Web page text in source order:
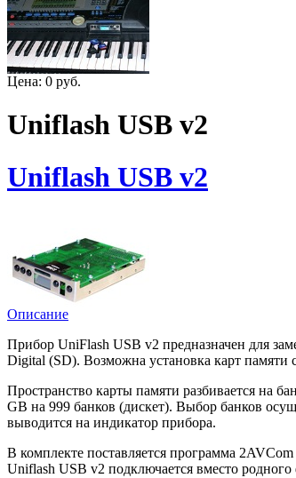
Цена: 0 руб.
Uniflash USB v2
Uniflash USB v2
Описание
Прибор UniFlash USB v2 предназначен для
Digital (SD). Возможна установка карт памяти
Пространство карты памяти разбивается на
GB на 999 банков (дискет). Выбор банков
выводится на индикатор прибора.
В комплекте поставляется программа
Uniflash USB v2 подключается вместо